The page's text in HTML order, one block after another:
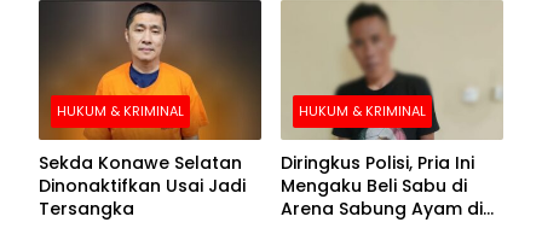
HUKUM & KRIMINAL
Sekda Konawe Selatan
Dinonaktifkan Usai Jadi
Tersangka
HUKUM & KRIMINAL
Diringkus Polisi, Pria Ini
Mengaku Beli Sabu di
Arena Sabung Ayam di